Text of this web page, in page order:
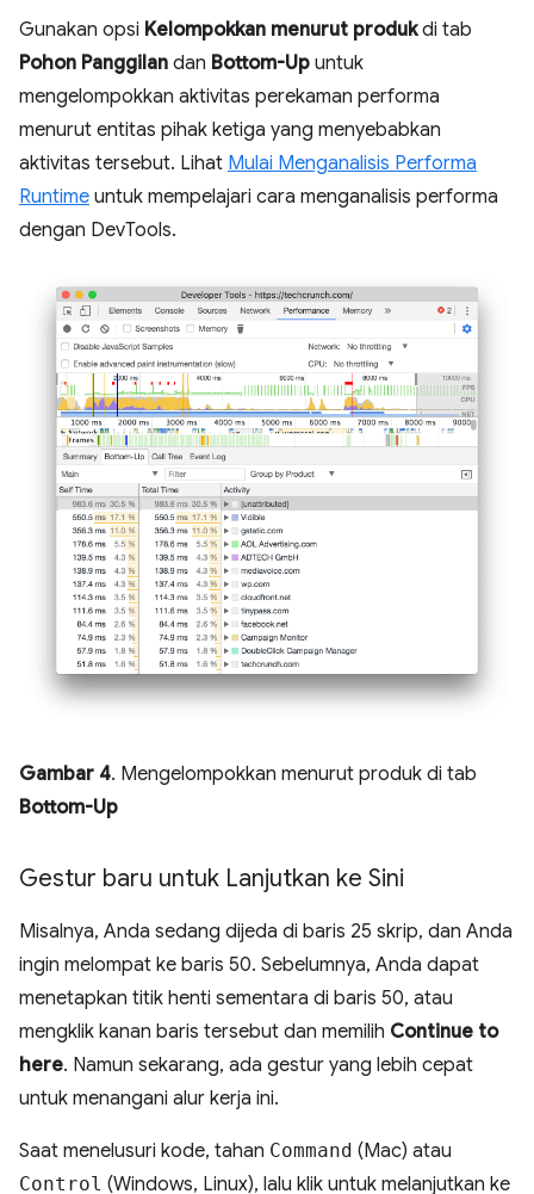
Gunakan opsi Kelompokkan menurut produkdi tab
Pohon Panggilan dan Bottom-Up untuk
mengelompokkan aktivitas perekaman performa
menurut entitas pihak ketiga yang menyebabkan
aktivitas tersebut. Lihat Mulai Menganalisis Performa
Runtime untuk mempelajari cara menganalisis performa
dengan DevTools.
Gambar 4. Mengelompokkan menurut produk di tab
Bottom-Up
Gestur baru untuk Lanjutkan ke Sini
Misalnya, Anda sedang dijeda di baris 25 skrip, dan Anda
ingin melompat ke baris 50. Sebelumnya, Anda dapat
menetapkan titik henti sementara di baris 50, atau
mengklik kanan baris tersebut dan memilih Continue to
here. Namun sekarang, ada gestur yang lebih cepat
untuk menangani alur kerja ini.
Saat menelusuri kode, tahan Command (Mac) atau
Control (Windows, Linux), lalu klik untuk melanjutkan ke